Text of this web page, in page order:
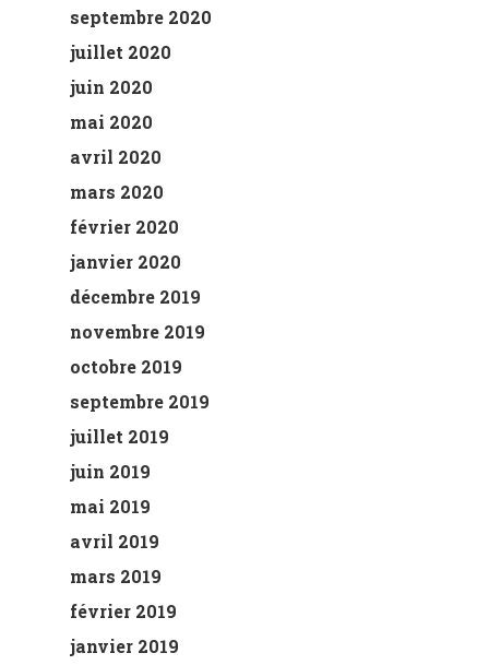
septembre 2020
juillet 2020
juin 2020
mai 2020
avril 2020
mars 2020
février 2020
janvier 2020
décembre 2019
novembre 2019
octobre 2019
septembre 2019
juillet 2019
juin 2019
mai 2019
avril 2019
mars 2019
février 2019
janvier 2019